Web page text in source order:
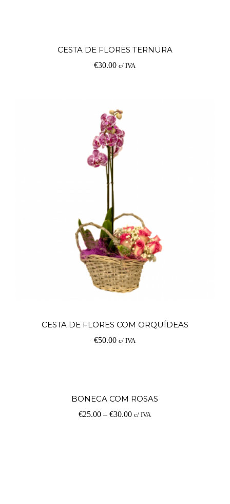
CESTA DE FLORES TERNURA
€30.00 c/ IVA
CESTA DE FLORES COM ORQUÍDEAS
€50.00 c/ IVA
BONECA COM ROSAS
€25.00 –€30.00 c/ IVA